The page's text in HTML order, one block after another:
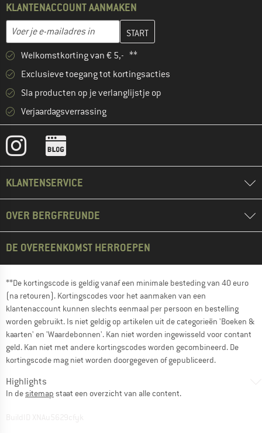
KLANTENACCOUNT AANMAKEN
E-mailadres
Vul je e-mailadres hier in en maak in de volgende stap je
Welkomstkorting van € 5,- **
Exclusieve toegang tot kortingsacties
Sla producten op je verlanglijstje op
Verjaardagsverrassing
KLANTENSERVICE
OVER BERGFREUNDE
DE OVEREENKOMST HERROEPEN
**De kortingscode is geldig vanaf een minimale besteding van 40 euro
(na retouren). Kortingscodes voor het aanmaken van een
klantenaccount kunnen slechts eenmaal per persoon en bestelling
worden gebruikt. Is niet geldig op artikelen uit de categorieën 'Boeken &
kaarten' en 'Waardebonnen'. Kan niet worden ingewisseld voor contant
geld. Kan niet met andere kortingscodes worden gecombineerd. De
kortingscode mag niet worden doorgegeven of gepubliceerd.
Highlights
In desitemap staat een overzicht van alle content.